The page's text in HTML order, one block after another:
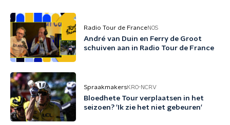
Radio Tour de FranceNOS
André van Duin en Ferry de Groot
schuiven aan in Radio Tour de France
SpraakmakersKRO-NCRV
Bloedhete Tour verplaatsen in het
seizoen? 'Ik zie het niet gebeuren'